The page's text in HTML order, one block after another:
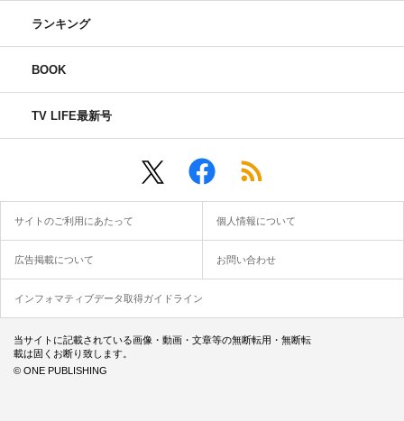
ランキング
BOOK
TV LIFE最新号
サイトのご利用にあたって 個人情報について
広告掲載について お問い合わせ
インフォマティブデータ取得ガイドライン
当サイトに記載されている画像・動画・文章等の無断転用・無断転
載は固くお断り致します。
© ONE PUBLISHING